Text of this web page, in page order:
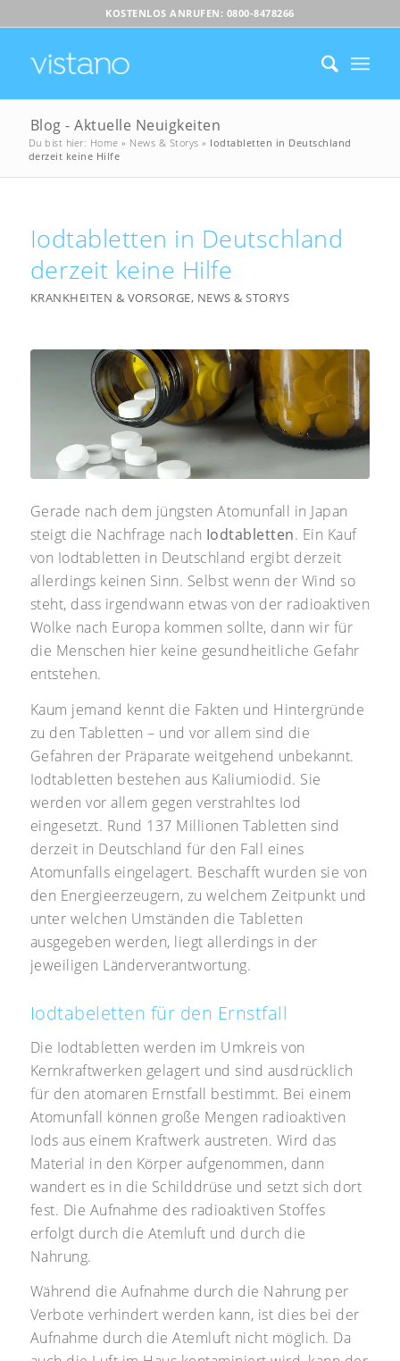
KOSTENLOS ANRUFEN: 0800-8478266
Blog - Aktuelle Neuigkeiten
Du bist hier: Home » News & Storys » Iodtabletten in Deutschland
derzeit keine Hilfe
Iodtabletten in Deutschland
derzeit keine Hilfe
KRANKHEITEN & VORSORGE, NEWS & STORYS
Gerade nach dem jüngsten Atomunfall in Japan
steigt die Nachfrage nach Iodtabletten. Ein Kauf
von Iodtabletten in Deutschland ergibt derzeit
allerdings keinen Sinn. Selbst wenn der Wind so
steht, dass irgendwann etwas von der radioaktiven
Wolke nach Europa kommen sollte, dann wir für
die Menschen hier keine gesundheitliche Gefahr
entstehen.
Kaum jemand kennt die Fakten und Hintergründe
zu den Tabletten – und vor allem sind die
Gefahren der Präparate weitgehend unbekannt.
Iodtabletten bestehen aus Kaliumiodid. Sie
werden vor allem gegen verstrahltes Iod
eingesetzt. Rund 137 Millionen Tabletten sind
derzeit in Deutschland für den Fall eines
Atomunfalls eingelagert. Beschafft wurden sie von
den Energieerzeugern, zu welchem Zeitpunkt und
unter welchen Umständen die Tabletten
ausgegeben werden, liegt allerdings in der
jeweiligen Länderverantwortung.
Iodtabeletten für den Ernstfall
Die Iodtabletten werden im Umkreis von
Kernkraftwerken gelagert und sind ausdrücklich
für den atomaren Ernstfall bestimmt. Bei einem
Atomunfall können große Mengen radioaktiven
Iods aus einem Kraftwerk austreten. Wird das
Material in den Körper aufgenommen, dann
wandert es in die Schilddrüse und setzt sich dort
fest. Die Aufnahme des radioaktiven Stoffes
erfolgt durch die Atemluft und durch die
Nahrung.
Während die Aufnahme durch die Nahrung per
Verbote verhindert werden kann, ist dies bei der
Aufnahme durch die Atemluft nicht möglich. Da